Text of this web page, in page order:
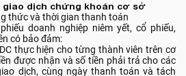
dịch chứng khoán cơ sở
thức và thời gian thanh toán
doanh nghiệp niêm yết, cổ phiếu,
có bảo đảm:
thực hiện cho từng thành viên trên cơ
được nhận và số tiền phải trả cho các
dịch, cùng ngày thanh toán và tách